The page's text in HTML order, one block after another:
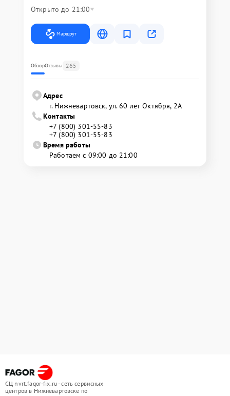
Открыто до 21:00
Маршрут
ОбзорОтзывы 265
Адрес
г. Нижневартовск, ул. 60 лет Октября, 2А
Контакты
+7 (800) 301-55-83
+7 (800) 301-55-83
Время работы
Работаем с 09:00 до 21:00
СЦ nvrt.fagor-fix.ru - сеть сервисных
центров в Нижневартовске по